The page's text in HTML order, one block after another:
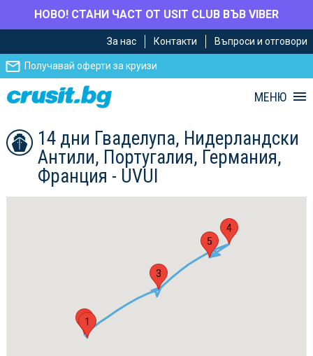
НОВО! СТАНИ ЧАСТ ОТ USIT CLUB ВЪВ VIBER
главното
съдържание
Навигацията
За нас Контакти Въпроси и отговори
Получавай оферти за круизи
МЕНЮ
14 дни Гваделупа, Нидерландски
Антили, Португалия, Германия,
Франция - UVUI
1
2
3
4
5